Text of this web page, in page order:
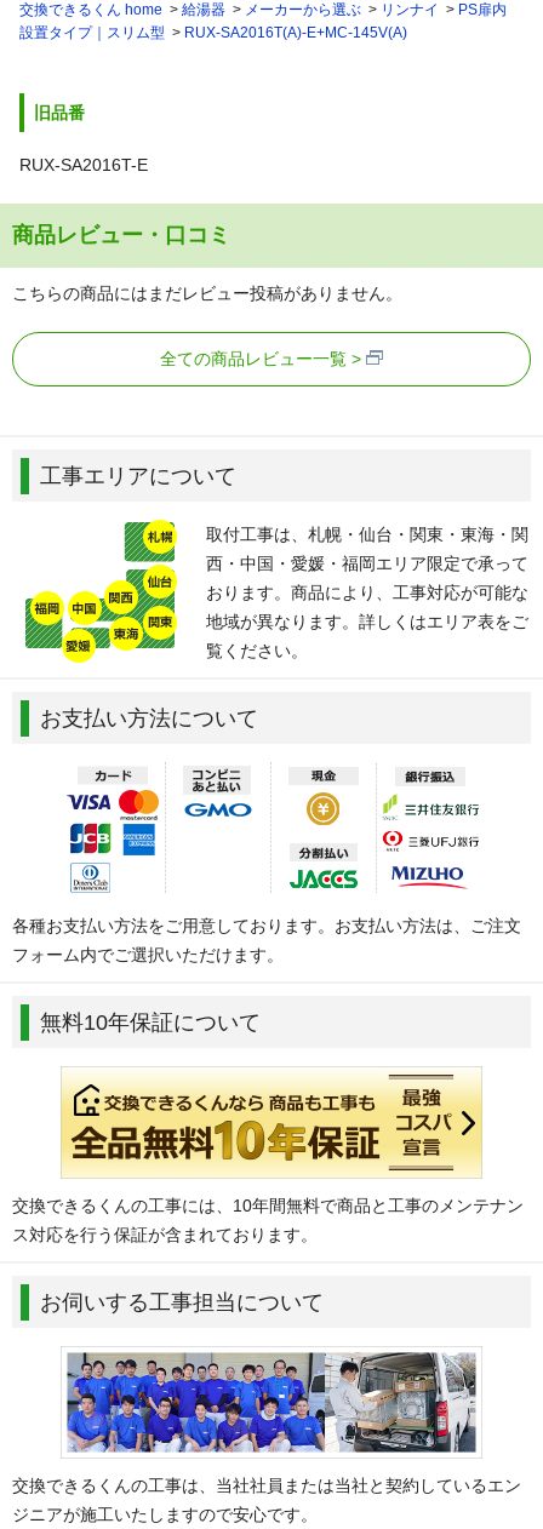
交換できるくん home 給湯器 メーカーから選ぶ リンナイ
PS扉内
設置タイプ｜スリム型
RUX-SA2016T(A)-E+MC-145V(A)
旧品番
RUX-SA2016T-E
商品レビュー・口コミ
こちらの商品にはまだレビュー投稿がありません。
全ての商品レビュー一覧
工事エリアについて
取付工事は、札幌・仙台・関東・東海・関
西・中国・愛媛・福岡エリア限定で承って
おります。商品により、工事対応が可能な
地域が異なります。詳しくはエリア表をご
覧ください。
お支払い方法について
各種お支払い方法をご用意しております。お支払い方法は、ご注文
フォーム内でご選択いただけます。
無料10年保証について
交換できるくんの工事には、10年間無料で商品と工事のメンテナン
ス対応を行う保証が含まれております。
お伺いする工事担当について
交換できるくんの工事は、当社社員または当社と契約しているエン
ジニアが施工いたしますので安心です。